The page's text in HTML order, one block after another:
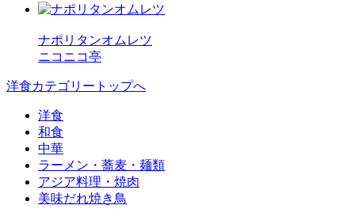
ナポリタンオムレツ
ニコニコ亭
洋食カテゴリートップへ
洋食
和食
中華
ラーメン・蕎麦・麺類
アジア料理・焼肉
美味だれ焼き鳥